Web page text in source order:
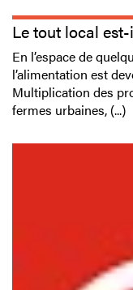
Le tout local
En l’espace de
l’alimentation est
Multiplication des
fermes urbaines, (...)